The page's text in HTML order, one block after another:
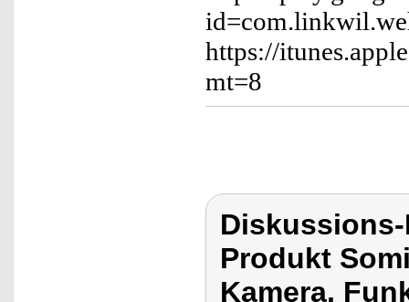
https://
mt=8
Produkt
Kamera,